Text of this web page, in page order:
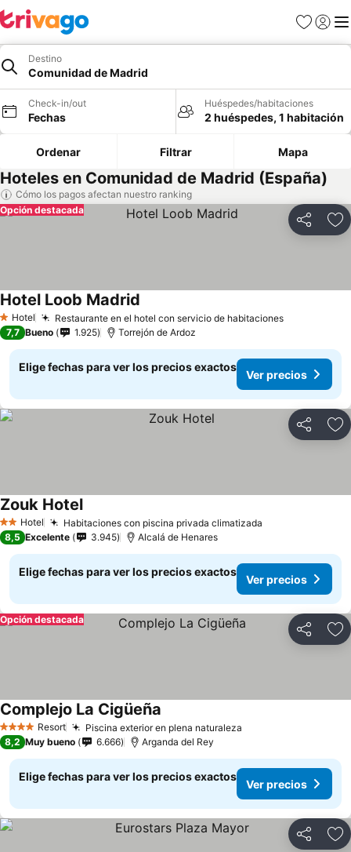
Favoritos
Iniciar
Destino
Comunidad de Madrid
Check-in/out
Fechas
Huéspedes/habitaciones
2 huéspedes, 1 habitación
Ordenar Filtrar Mapa
Hoteles en Comunidad de Madrid (España)
Cómo los pagos afectan nuestro ranking
Compartir
Opción destacada
1 Estrellas
Hotel Restaurante en el hotel con servicio de habitaciones
Hotel Loob Madrid
7,7 Bueno 1.925 Torrejón de Ardoz
Elige fechas para ver los precios exactos
Ver precios
Compartir
2 Estrellas
Hotel Habitaciones con piscina privada climatizada
Zouk Hotel
8,5 Excelente 3.945 Alcalá de Henares
Elige fechas para ver los precios exactos
Ver precios
Compartir
Opción destacada
4 EstrellasResort Piscina exterior en plena naturaleza
Complejo La Cigüeña
8,2 Muy bueno 6.666 Arganda del Rey
Elige fechas para ver los precios exactos
Ver precios
Compartir